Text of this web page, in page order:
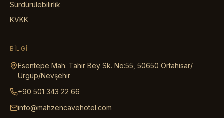
Sürdürülebilirlik
KVKK
BILGI
Esentepe Mah. Tahir Bey Sk. No:55, 50650 Ortahisar/
Ürgüp/Nevşehir
+90 501 343 22 66
info@mahzencavehotel.com